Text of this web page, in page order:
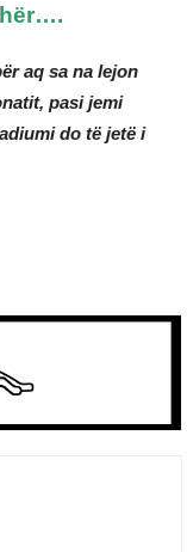
aq sa na lejon
pasi jemi
do të jetë i